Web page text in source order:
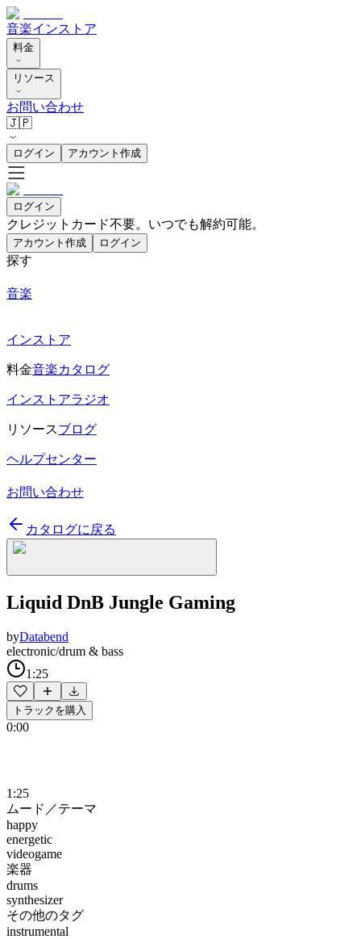
音楽インストア
料金
リソース
お問い合わせ
🇯🇵
ログイン アカウント作成
ログイン
クレジットカード不要。いつでも解約可能。
アカウント作成 ログイン
探す
音楽
インストア
料金音楽カタログ
インストアラジオ
リソースブログ
ヘルプセンター
お問い合わせ
カタログに戻る
Liquid DnB Jungle Gaming
byDatabend
electronic/drum & bass
1:25
トラックを購入
0:00
1:25
ムード／テーマ
happy
energetic
videogame
楽器
drums
synthesizer
その他のタグ
instrumental